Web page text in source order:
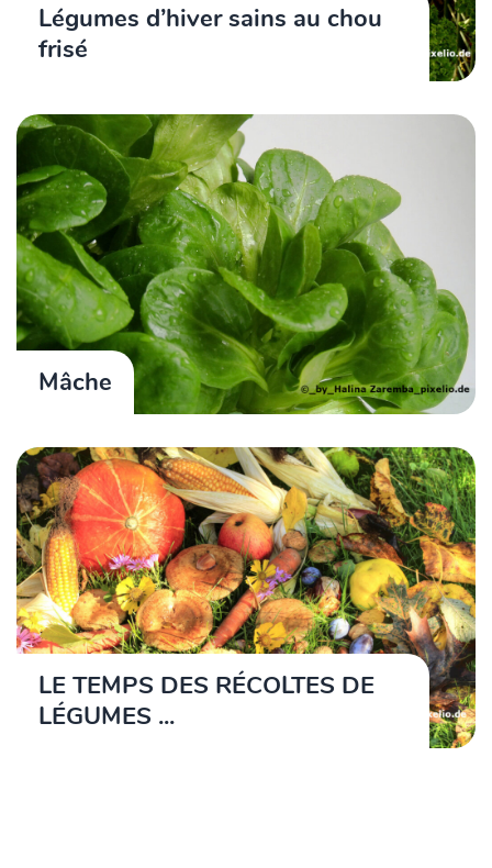
Légumes d’hiver sains au chou
frisé
Mâche
LE TEMPS DES RÉCOLTES DE
LÉGUMES ...